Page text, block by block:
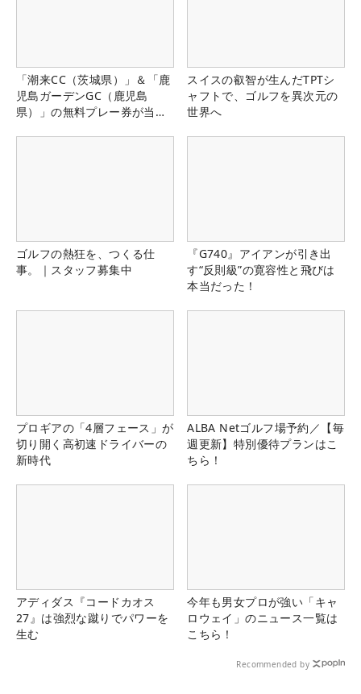
「潮来CC（茨城県）」＆「鹿
児島ガーデンGC（鹿児島
県）」の無料プレー券が当た
スイスの叡智が生んだTPTシ
ャフトで、ゴルフを異次元の
世界へ
ゴルフの熱狂を、つくる仕
事。｜スタッフ募集中
『G740』アイアンが引き出
す“反則級”の寛容性と飛びは
本当だった！
プロギアの「4層フェース」が
切り開く高初速ドライバーの
新時代
ALBA Netゴルフ場予約／【毎
週更新】特別優待プランはこ
ちら！
アディダス『コードカオス
27』は強烈な蹴りでパワーを
生む
今年も男女プロが強い「キャ
ロウェイ」のニュース一覧は
こちら！
Recommended by